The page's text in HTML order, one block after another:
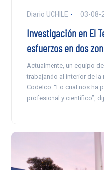
Diario UCHILE 03-08-
Investigación en El
esfuerzos en dos
Actualmente, un equipo
trabajando al interior de la
Codelco. “Lo cual nos ha
profesional y científico”,